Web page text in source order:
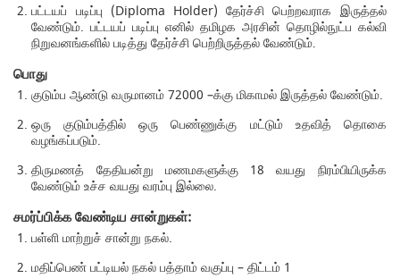
பட்டயப் படிப்பு (Diploma Holder) தேர்ச்சி பெற்றவராக இருத்தல்
வேண்டும். பட்டயப் படிப்பு எனில் தமிழக அரசின் தொழில்நுட்ப கல்வி
நிறுவனங்களில் படித்து தேர்ச்சி பெற்றிருத்தல் வேண்டும்.
பொது
குடும்ப ஆண்டு வருமானம் 72000 –க்கு மிகாமல் இருத்தல் வேண்டும்.
ஒரு குடும்பத்தில் ஒரு பெண்ணுக்கு மட்டும் உதவித் தொகை
வழங்கப்படும்.
திருமணத் தேதியன்று மணமகளுக்கு 18 வயது நிரம்பியிருக்க
வேண்டும் உச்ச வயது வரம்பு இல்லை.
சமர்ப்பிக்க வேண்டிய சான்றுகள்:
பள்ளி மாற்றுச் சான்று நகல்.
மதிப்பெண் பட்டியல் நகல் பத்தாம் வகுப்பு – திட்டம் 1